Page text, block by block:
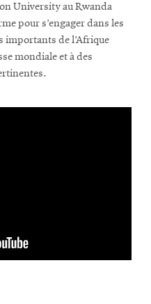
University au Rwanda
pour s’engager dans les
importants de l’Afrique
mondiale et à des